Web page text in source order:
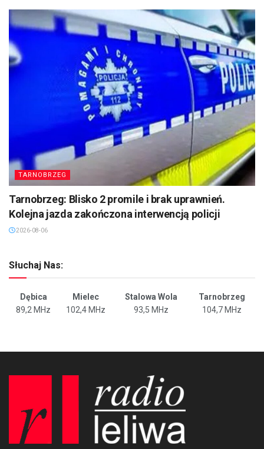
TARNOBRZEG
Tarnobrzeg: Blisko 2 promile i brak uprawnień.
Kolejna jazda zakończona interwencją policji
2026-08-06
Słuchaj Nas:
Dębica Mielec Stalowa Wola
Tarnobrzeg
89,2 MHz
102,4 MHz 93,5 MHz 104,7 MHz